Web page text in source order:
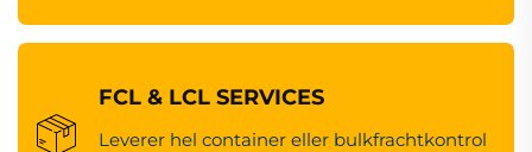
FCL & LCL SERVICES
Leverer hel container eller bulkfrachtkontrol